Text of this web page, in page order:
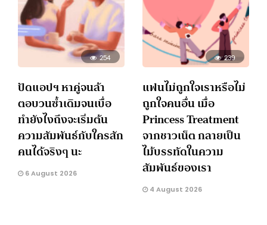
254
ปัดแอปฯ หาคู่จนล้า
ตอบวนซ้ำเดิมจนเบื่อ
ทำยังไงถึงจะเริ่มต้น
ความสัมพันธ์กับใครสัก
คนได้จริงๆ นะ
6 August 2026
239
แฟนไม่ถูกใจเราหรือไม่
ถูกใจคนอื่น เมื่อ
Princess Treatment
จากชาวเน็ต กลายเป็น
ไม้บรรทัดในความ
สัมพันธ์ของเรา
4 August 2026